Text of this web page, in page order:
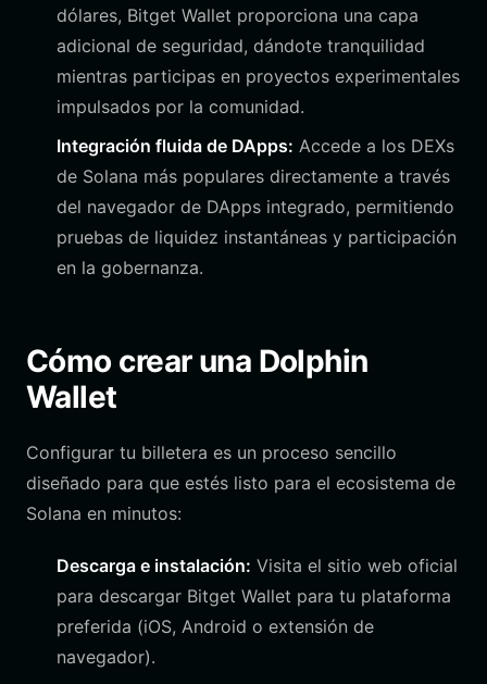
dólares, Bitget Wallet proporciona una capa
adicional de seguridad, dándote tranquilidad
mientras participas en proyectos experimentales
impulsados por la comunidad.
Integración fluida de DApps: Accede a los DEXs
de Solana más populares directamente a través
del navegador de DApps integrado, permitiendo
pruebas de liquidez instantáneas y participación
en la gobernanza.
Cómo crear una Dolphin
Wallet
Configurar tu billetera es un proceso sencillo
diseñado para que estés listo para el ecosistema de
Solana en minutos:
Descarga e instalación: Visita el sitio web oficial
para descargar Bitget Wallet para tu plataforma
preferida (iOS, Android o extensión de
navegador).